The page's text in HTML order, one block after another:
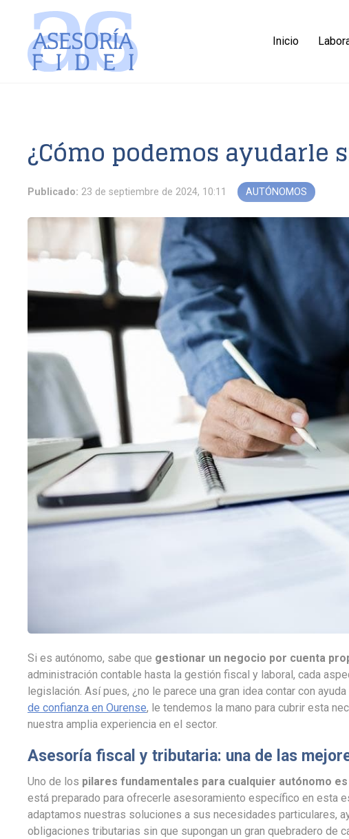
Inicio
¿Cómo podemos ayudarle
Publicado: 23 de septiembre de 2024, 10:11 AUTÓNOMOS
Si es autónomo, sabe que gestionar un negocio por cuenta
administración contable hasta la gestión fiscal y laboral, cada
legislación. Así pues, ¿no le parece una gran idea contar con
de confianza en Ourense, le tendemos la mano para cubrir esta
nuestra amplia experiencia en el sector.
Asesoría fiscal y tributaria: una de las
Uno de los pilares fundamentales para cualquier autónomo
está preparado para ofrecerle asesoramiento específico en esta
adaptamos nuestras soluciones a sus necesidades particulares,
obligaciones tributarias sin que supongan un gran quebradero de